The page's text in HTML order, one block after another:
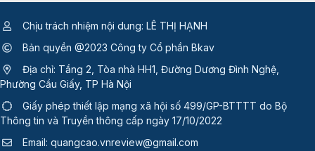
Chịu trách nhiệm nội dung: LÊ THỊ HẠNH
Bản quyền @2023 Công ty Cổ phần Bkav
Địa chỉ: Tầng 2, Tòa nhà HH1, Đường Dương Đình Nghệ,
Phường Cầu Giấy, TP Hà Nội
Giấy phép thiết lập mạng xã hội số 499/GP-BTTTT do Bộ
Thông tin và Truyền thông cấp ngày 17/10/2022
Email: quangcao.vnreview@gmail.com